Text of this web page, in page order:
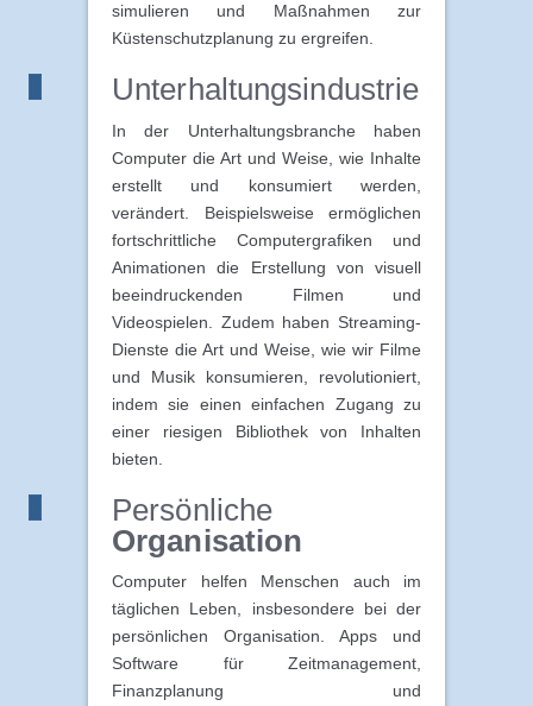
simulieren und Maßnahmen zur
Küstenschutzplanung zu ergreifen.
Unterhaltungsindustrie
In der Unterhaltungsbranche haben
Computer die Art und Weise, wie Inhalte
erstellt und konsumiert werden,
verändert. Beispielsweise ermöglichen
fortschrittliche Computergrafiken und
Animationen die Erstellung von visuell
beeindruckenden Filmen und
Videospielen. Zudem haben Streaming-
Dienste die Art und Weise, wie wir Filme
und Musik konsumieren, revolutioniert,
indem sie einen einfachen Zugang zu
einer riesigen Bibliothek von Inhalten
bieten.
Persönliche
Organisation
Computer helfen Menschen auch im
täglichen Leben, insbesondere bei der
persönlichen Organisation. Apps und
Software für Zeitmanagement,
Finanzplanung und